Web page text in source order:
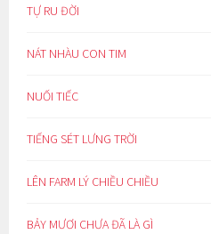
TỰ RU ĐỜI
NÁT NHÀU CON TIM
NUỐI TIẾC
TIẾNG SÉT LƯNG TRỜI
LÊN FARM LÝ CHIỀU CHIỀU
BẢY MƯƠI CHƯA ĐÃ LÀ GÌ